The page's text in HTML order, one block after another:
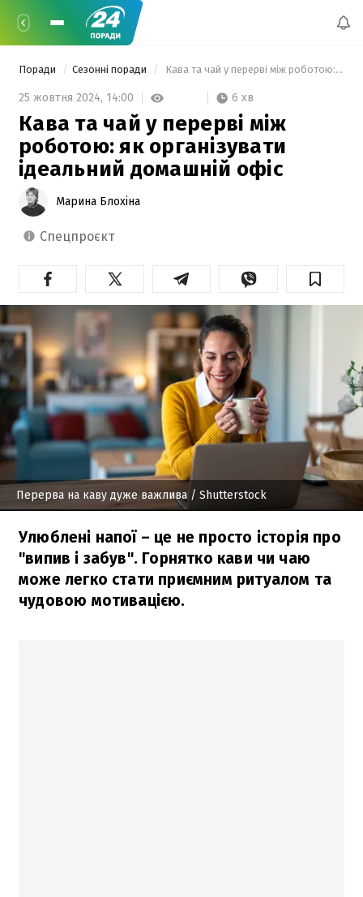
Поради Сезонні поради Кава та чай у перерві між роботою: як організувати ідеальний домашній офіс
25 жовтня 2024, 14:00 6 хв
Кава та чай у перерві між
роботою: як організувати
ідеальний домашній офіс
Марина Блохіна
спецпроєкт
Перерва на каву дуже важлива / Shutterstock
Улюблені напої – це не просто історія про
"випив і забув". Горнятко кави чи чаю
може легко стати приємним ритуалом та
чудовою мотивацією.